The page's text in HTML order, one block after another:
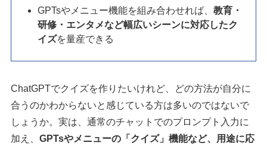
GPTsやメニュー機能を組み合わせれば、 教育・
研修・エンタメなど幅広いシーンに対応したク
イズを量産できる
ChatGPTでクイズを作りたいけれど、どの方法が自分に
合うのかわからないと感じている方は多いのではないで
しょうか。実は、通常のチャットでのプロンプト入力に
加え、 GPTsやメニューの「クイズ」機能など、用途に応